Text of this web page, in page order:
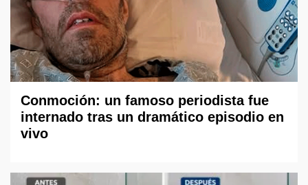
Conmoción: un famoso periodista fue
internado tras un dramático episodio en
vivo